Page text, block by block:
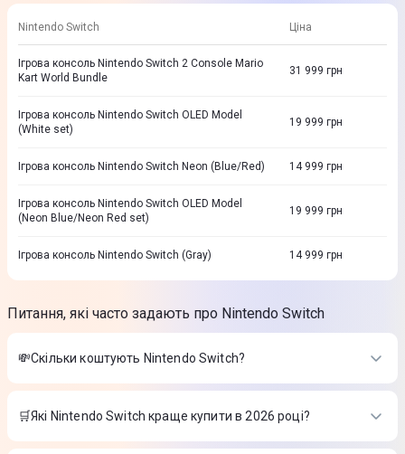
Nintendo Switch Ціна
Ігрова консоль Nintendo Switch 2 Console Mario
Kart World Bundle
31 999 грн
Ігрова консоль Nintendo Switch OLED Model
(White set)
19 999 грн
Ігрова консоль Nintendo Switch Neon (Blue/Red) 14 999 грн
Ігрова консоль Nintendo Switch OLED Model
(Neon Blue/Neon Red set)
19 999 грн
Ігрова консоль Nintendo Switch (Gray) 14 999 грн
Питання, які часто задають про Nintendo Switch
💸Скільки коштують Nintendo Switch?
Вартість товарів в категорії Nintendo Switch в інтернет-
магазині Цитрус
🛒Які Nintendo Switch краще купити в 2026 році?
Найкращі Nintendo Switch в 2026 році на думку інтернет-